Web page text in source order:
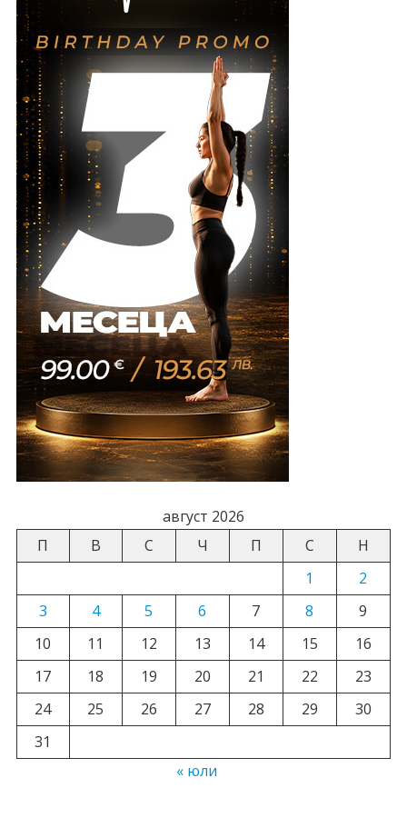
август 2026
П
В С Ч П С
Н
1
2
3
4 5 6 7 8
9
10
11 12 13 14 15
16
17
18 19 20 21 22
23
24
25 26 27 28 29
30
31
« юли